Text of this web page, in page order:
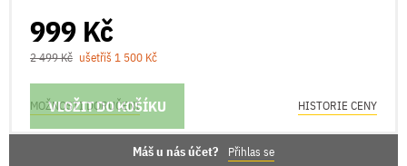
999 Kč
2 499 Kč ušetříš 1 500 Kč
VLOŽIT DO KOŠÍKU
MOŽNOSTI DORUČENÍ HISTORIE CENY
Máš u nás účet? Přihlas se